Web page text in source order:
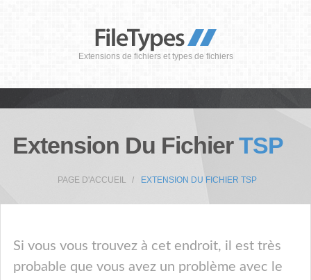
Extensions de fichiers et types de fichiers
Extension Du FichierTSP
PAGE D'ACCUEIL EXTENSION DU FICHIER TSP
Si vous vous trouvez à cet endroit, il est très
probable que vous avez un problème avec le